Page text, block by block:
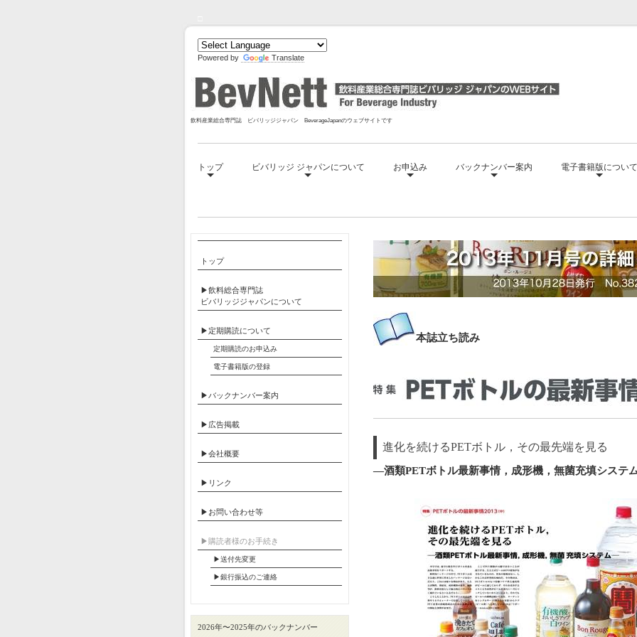
Powered by Translate
飲料産業総合専門誌 ビバリッジジャパン BeverageJapanのウェブサイトです
トップ ビバリッジ ジャパンについて お申込み バックナンバー案内 電子書籍版について
本誌立ち読み
進化を続けるPETボトル，その最先端を見る
―酒類PETボトル最新事情，成形機，無菌充填システ
トップ
▶飲料総合専門誌
ビバリッジジャパンについて
▶定期購読について
定期購読のお申込み
電子書籍版の登録
▶バックナンバー案内
▶広告掲載
▶会社概要
▶リンク
▶お問い合わせ等
▶︎購読者様のお手続き
▶送付先変更
▶︎銀行振込のご連絡
2026年〜2025年のバックナンバー